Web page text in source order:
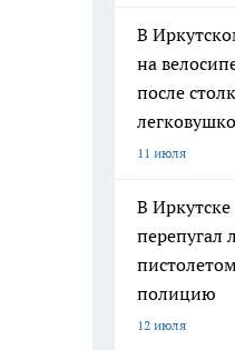
В
на
после
11 июля
В
полицию
12 июля